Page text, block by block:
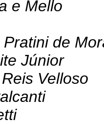
e Mello
de
Júnior
Velloso